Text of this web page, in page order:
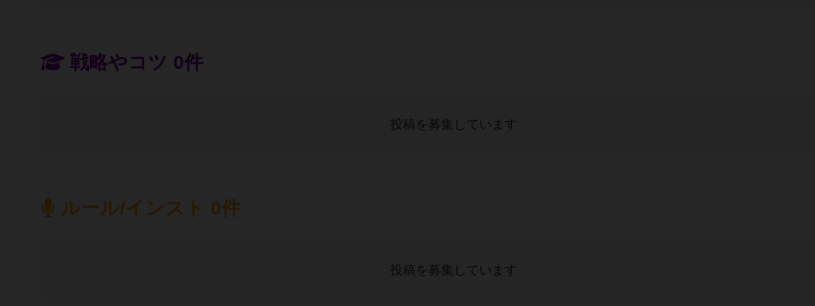
戦略やコツ 0件
投稿を募集しています
ルール/インスト 0件
投稿を募集しています